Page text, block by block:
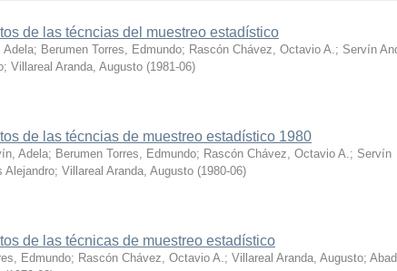
de las técncias del muestreo estadístico
Adela; Berumen Torres, Edmundo; Rascón Chávez, Octavio A.; Servín
; Villareal Aranda, Augusto (1981-06)
de las técncias de muestreo estadístico 1980
Adela; Berumen Torres, Edmundo; Rascón Chávez, Octavio A.; Servín
Alejandro; Villareal Aranda, Augusto (1980-06)
de las técnicas de muestreo estadístico
Edmundo; Rascón Chávez, Octavio A.; Villareal Aranda, Augusto;